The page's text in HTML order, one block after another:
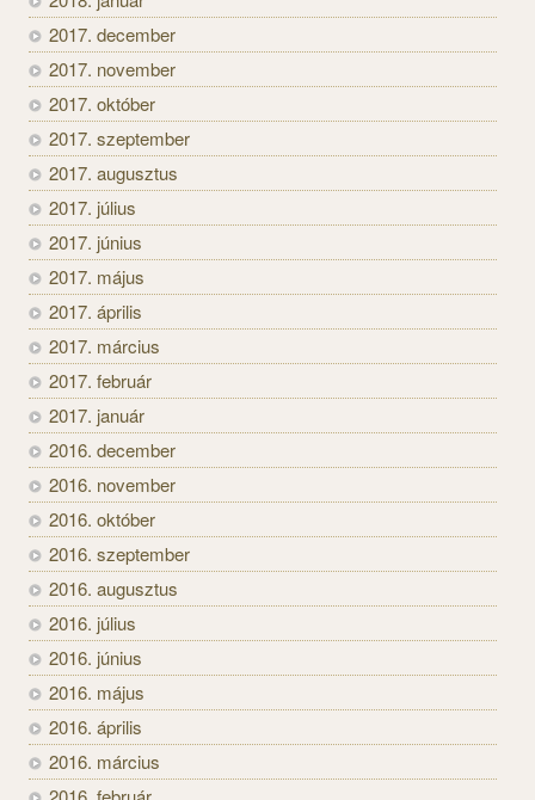
2017. december
2017. november
2017. október
2017. szeptember
2017. augusztus
2017. július
2017. június
2017. május
2017. április
2017. március
2017. február
2017. január
2016. december
2016. november
2016. október
2016. szeptember
2016. augusztus
2016. július
2016. június
2016. május
2016. április
2016. március